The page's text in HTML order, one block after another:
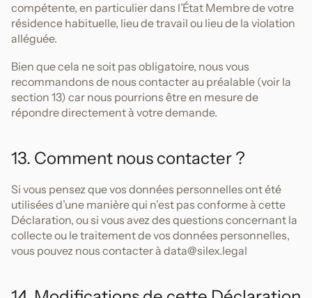
compétente, en particulier dans l’État Membre de votre
résidence habituelle, lieu de travail ou lieu de la violation
alléguée.
Bien que cela ne soit pas obligatoire, nous vous
recommandons de nous contacter au préalable (voir la
section 13) car nous pourrions être en mesure de
répondre directement à votre demande.
13. Comment nous contacter ?
Si vous pensez que vos données personnelles ont été
utilisées d’une manière qui n’est pas conforme à cette
Déclaration, ou si vous avez des questions concernant la
collecte ou le traitement de vos données personnelles,
vous pouvez nous contacter à data@silex.legal